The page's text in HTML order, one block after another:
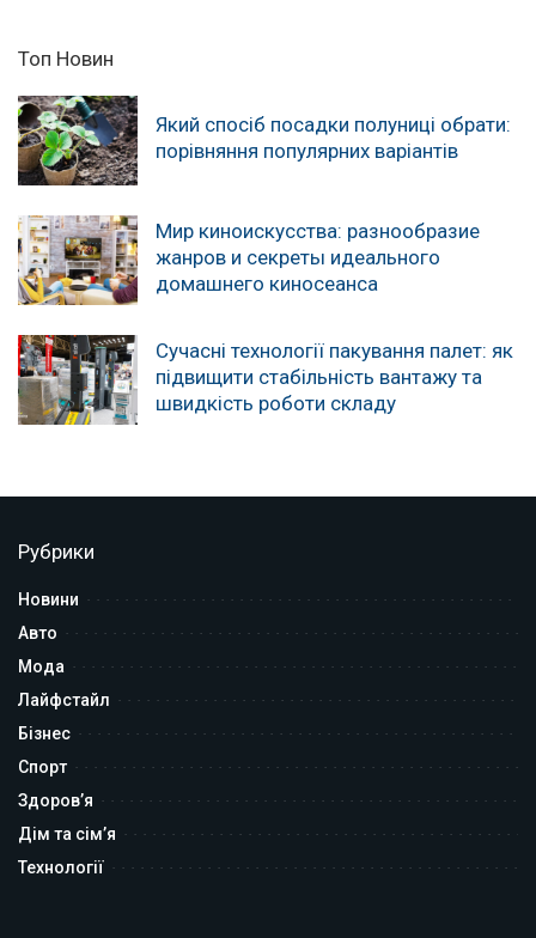
Топ Новин
Який спосіб посадки полуниці обрати:
порівняння популярних варіантів
Мир киноискусства: разнообразие
жанров и секреты идеального
домашнего киносеанса
Сучасні технології пакування палет: як
підвищити стабільність вантажу та
швидкість роботи складу
Рубрики
Новини
Авто
Мода
Лайфстайл
Бізнес
Спорт
Здоров’я
Дім та сім’я
Технології